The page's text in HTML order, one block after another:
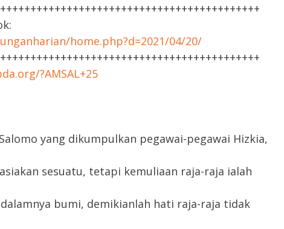
home.php?d=2021/04/20/
?AMSAL+25
yang dikumpulkan pegawai-pegawai Hizkia,
sesuatu, tetapi kemuliaan raja-raja ialah
bumi, demikianlah hati raja-raja tidak